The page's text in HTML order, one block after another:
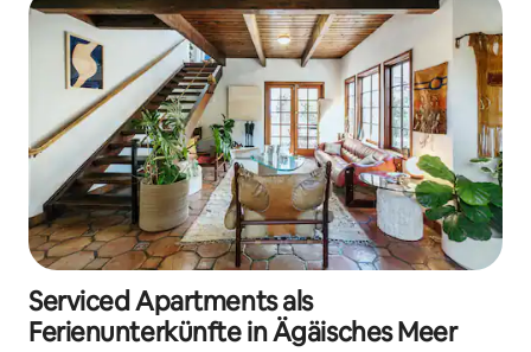
Serviced Apartments als
Ferienunterkünfte in Ägäisches Meer